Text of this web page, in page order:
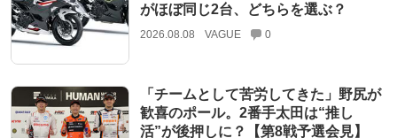
がほぼ同じ2台、どちらを選ぶ？
2026.08.08 VAGUE 0
「チームとして苦労してきた」野尻が
歓喜のポール。2番手太田は“推し
活”が後押しに？【第8戦予選会見】